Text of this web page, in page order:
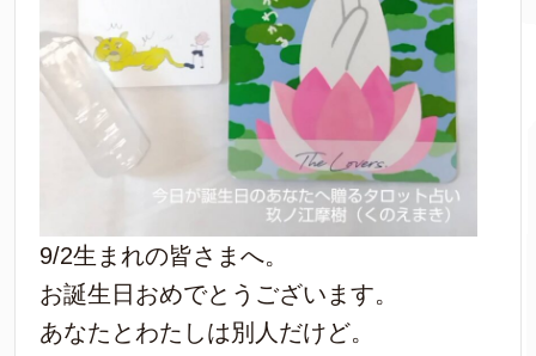
9/2生まれの皆さまへ。
お誕生日おめでとうございます。
あなたとわたしは別人だけど。